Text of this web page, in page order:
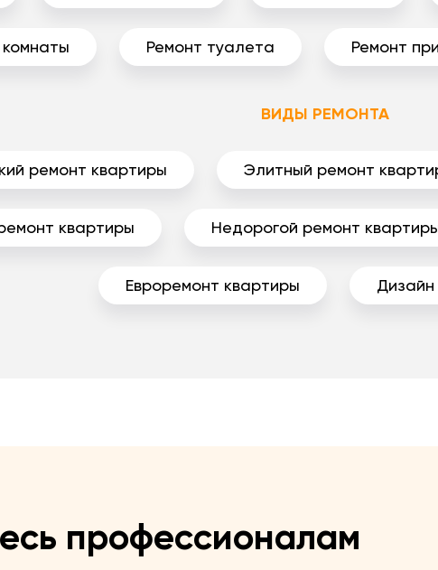
Ремонт туалета Ремонт
ВИДЫ РЕМОНТА
ремонт квартиры Элитный ремонт
квартиры Недорогой ремонт
Евроремонт квартиры
профессионалам